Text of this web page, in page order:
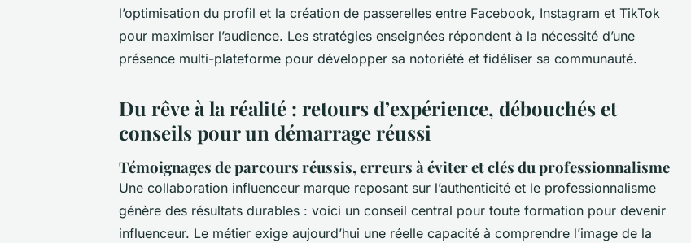
l’optimisation du profil et la création de passerelles entre Facebook, Instagram et TikTok
pour maximiser l’audience. Les stratégies enseignées répondent à la nécessité d’une
présence multi-plateforme pour développer sa notoriété et fidéliser sa communauté.
Du rêve à la réalité : retours d’expérience, débouchés et
conseils pour un démarrage réussi
Témoignages de parcours réussis, erreurs à éviter et clés du professionnalisme
Une collaboration influenceur marque reposant sur l’authenticité et le professionnalisme
génère des résultats durables : voici un conseil central pour toute formation pour devenir
influenceur. Le métier exige aujourd’hui une réelle capacité à comprendre l’image de la